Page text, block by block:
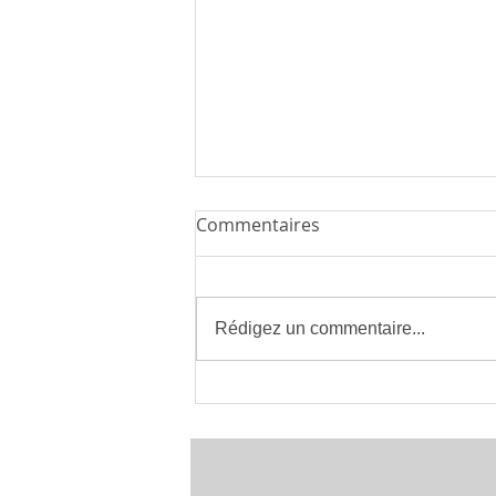
Commentaires
Rédigez un commentaire...